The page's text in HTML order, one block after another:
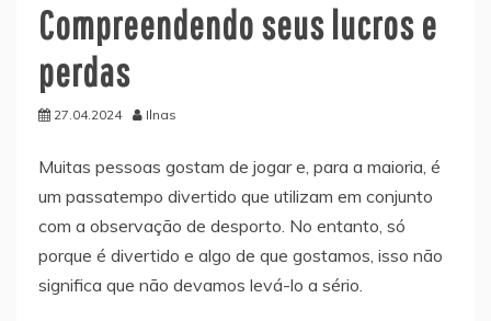
Compreendendo seus lucros e
perdas
27.04.2024 Ilnas
Muitas pessoas gostam de jogar e, para a maioria, é
um passatempo divertido que utilizam em conjunto
com a observação de desporto. No entanto, só
porque é divertido e algo de que gostamos, isso não
significa que não devamos levá-lo a sério.